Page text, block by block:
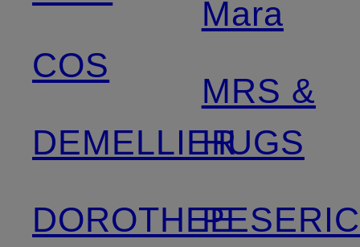
COS
DEMELLIER
DOROTHEE
Mara
MRS &
HUGS